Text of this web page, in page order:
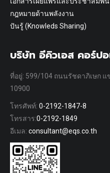
กฎหมายด้านพลังงาน
ปันรู้ (Knowleds Sharing)
บริษัท อีคิวเอส คอร์ป
ที่อยู่: 599/104 ถนนรัชดาภิเษก แ
10900
โทรศัพท์: 0-2192-1847-8
โทรสาร:0-2192-1849
อีเมล: consultant@eqs.co.th